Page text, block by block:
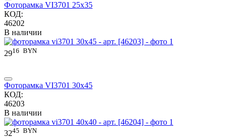
Фоторамка VI3701 25x35
КОД:
46202
В наличии
2916 BYN
Фоторамка VI3701 30x45
КОД:
46203
В наличии
3245 BYN